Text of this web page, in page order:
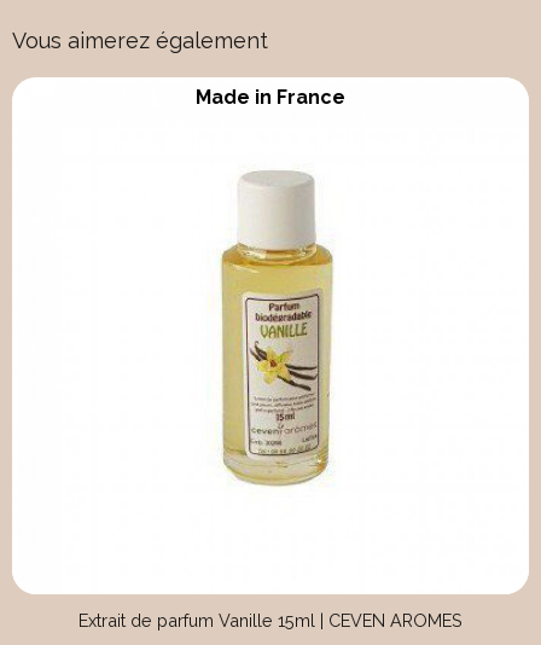
Vous aimerez également
Extrait de parfum Vanille 15ml | CEVEN AROMES
Made in France